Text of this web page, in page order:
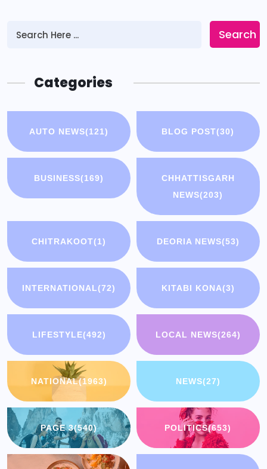
Search
Categories
AUTO NEWS(121) BLOG POST(30)
BUSINESS(169)
CHHATTISGARH
NEWS(203)
CHITRAKOOT(1) DEORIA NEWS(53)
INTERNATIONAL(72) KITABI KONA(3)
LIFESTYLE(492) LOCAL NEWS(264)
NATIONAL(1963) NEWS(27)
PAGE 3(540) POLITICS(653)